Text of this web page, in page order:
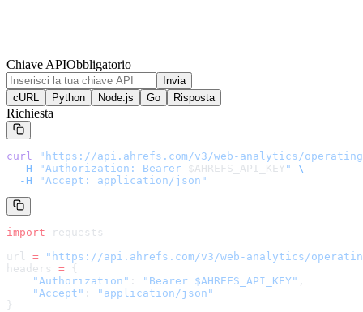
Chiave APIObbligatorio
Invia
cURL
Python Node.js Go Risposta
Richiesta
curl " https://api.ahrefs.com/v3/web-analytics/
  -H
"Authorization: Bearer $AHREFS_API_KEY "
\
  -H
"Accept: application/json"
import requests
url = " https://api.ahrefs.com/v3/web-analytics/
headers = {
    "Authorization"
: "Bearer $AHREFS_API_KEY" ,
    "Accept"
:
"application/json"
}